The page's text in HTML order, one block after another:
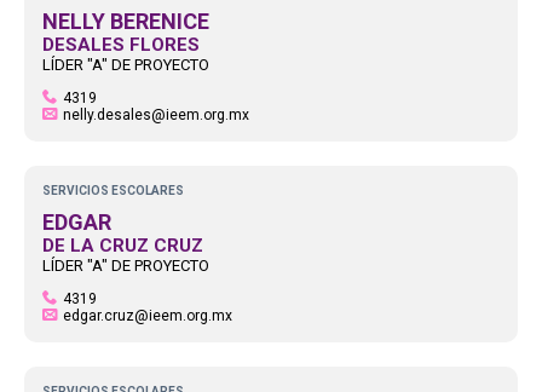
NELLY BERENICE
DESALES FLORES
LÍDER "A" DE PROYECTO
4319
nelly.desales@ieem.org.mx
SERVICIOS ESCOLARES
EDGAR
DE LA CRUZ CRUZ
LÍDER "A" DE PROYECTO
4319
edgar.cruz@ieem.org.mx